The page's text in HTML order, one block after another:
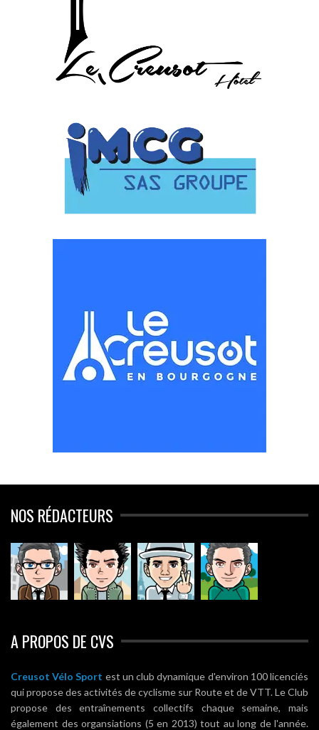
NOS RÉDACTEURS
A PROPOS DE CVS
Creusot Vélo Sport est un club dynamique d'environ 100 licenciés
qui propose des activités de cyclisme sur Route et de VTT. Le Club
propose des entraînements collectifs chaque semaine, mais
également des organsiations (5 en 2013) tout au long de l'année.